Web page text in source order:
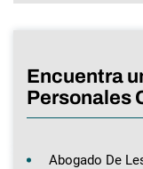
Encuentra
Personales
Abogado De